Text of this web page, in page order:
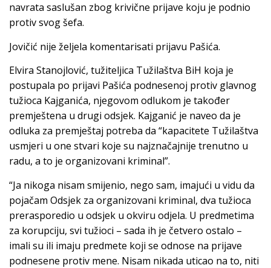
navrata saslušan zbog krivične prijave koju je podnio
protiv svog šefa.
Jovičić nije željela komentarisati prijavu Pašića.
Elvira Stanojlović, tužiteljica Tužilaštva BiH koja je
postupala po prijavi Pašića podnesenoj protiv glavnog
tužioca Kajganića, njegovom odlukom je također
premještena u drugi odsjek. Kajganić je naveo da je
odluka za premještaj potreba da “kapacitete Tužilaštva
usmjeri u one stvari koje su najznačajnije trenutno u
radu, a to je organizovani kriminal”.
“Ja nikoga nisam smijenio, nego sam, imajući u vidu da
pojačam Odsjek za organizovani kriminal, dva tužioca
prerasporedio u odsjek u okviru odjela. U predmetima
za korupciju, svi tužioci – sada ih je četvero ostalo –
imali su ili imaju predmete koji se odnose na prijave
podnesene protiv mene. Nisam nikada uticao na to, niti